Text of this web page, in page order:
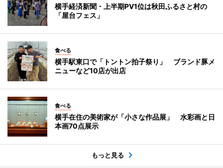
横手経済新聞・上半期PV1位は秋田ふるさと村の
「屋台フェス」
食べる
横手駅東口で「トントン拍子祭り」 ブランド豚メ
ニューなど10店が出店
食べる
横手在住の美術家が「小さな作品展」 水彩画と日
本画70点展示
もっと見る